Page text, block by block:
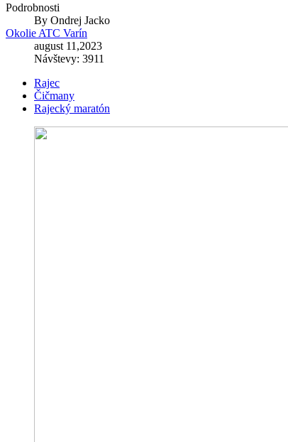
Podrobnosti
By Ondrej Jacko
Okolie ATC Varín
august 11,2023
Návštevy: 3911
Rajec
Čičmany
Rajecký maratón